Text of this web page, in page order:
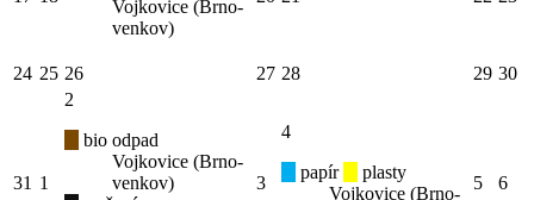
Vojkovice (Brno-
venkov)
24 25 26 27 28 29 30
31 1
2
bio odpad
Vojkovice (Brno-
venkov)
3
4
papír
plasty
Vojkovice (Brno-
5 6